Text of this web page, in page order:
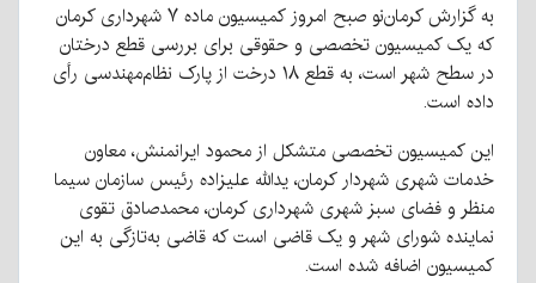
به گزارش کرمان‌نو صبح امروز کمیسیون ماده ۷ شهرداری کرمان
که یک کمیسیون تخصصی و حقوقی برای بررسی قطع درختان
در سطح شهر است، به قطع ۱۸ درخت از پارک نظام‌مهندسی رأی
داده است.
این کمیسیون تخصصی متشکل از محمود ایرانمنش، معاون
خدمات شهری شهردار کرمان، یدالله علیزاده رئیس سازمان سیما
منظر و فضای سبز شهری شهرداری کرمان، محمدصادق تقوی
نماینده شورای شهر و یک قاضی است که قاضی به‌تازگی به این
کمیسیون اضافه شده است.